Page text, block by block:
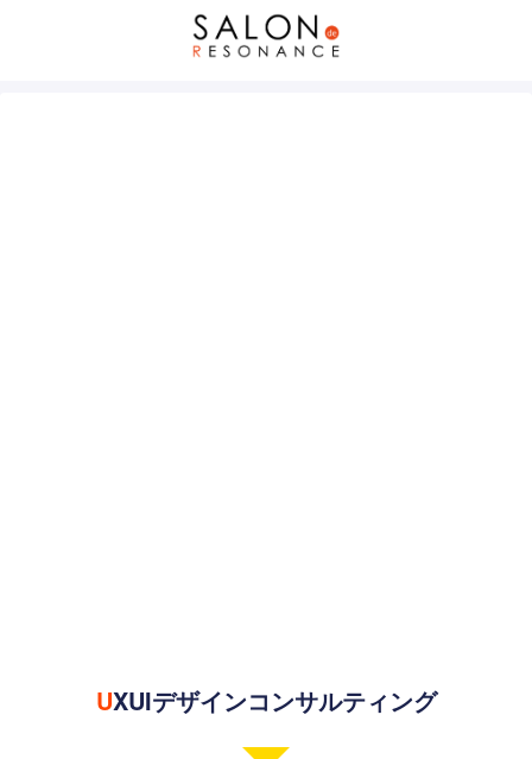
UXUIデザインコンサルティング